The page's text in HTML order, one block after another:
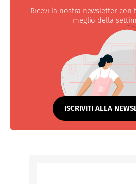
Ricevi la nostra newsletter con
meglio della
ISCRIVITI ALLA